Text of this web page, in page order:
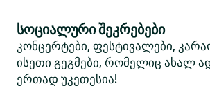
სოციალური შეკრებები
კონცერტები, ფესტივალები,
ისეთი გეგმები, რომელიც ახალ
ერთად უკეთესია!